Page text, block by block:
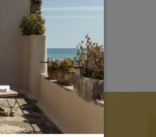
de la cuisine.
RESTAURANT